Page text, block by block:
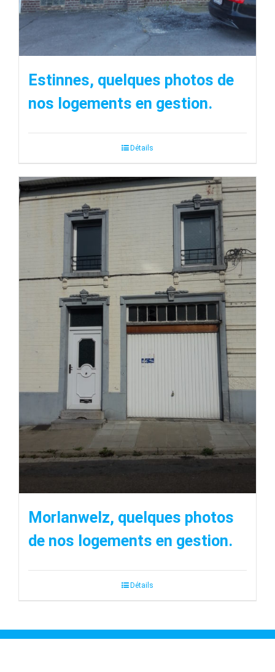
Estinnes, quelques photos de
nos logements en gestion.
Détails
Morlanwelz, quelques photos
de nos logements en gestion.
Détails